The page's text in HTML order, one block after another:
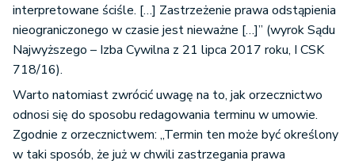
interpretowane ściśle. […] Zastrzeżenie prawa odstąpienia
nieograniczonego w czasie jest nieważne […]” (wyrok Sądu
Najwyższego – Izba Cywilna z 21 lipca 2017 roku, I CSK
718/16).
Warto natomiast zwrócić uwagę na to, jak orzecznictwo
odnosi się do sposobu redagowania terminu w umowie.
Zgodnie z orzecznictwem: „Termin ten może być określony
w taki sposób, że już w chwili zastrzegania prawa